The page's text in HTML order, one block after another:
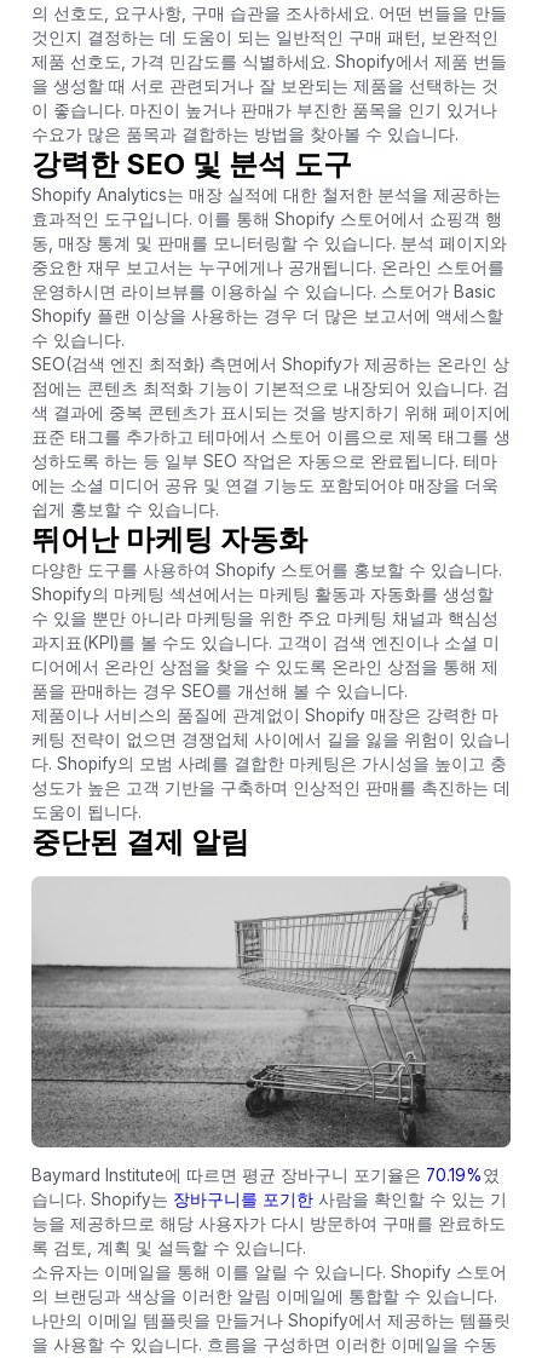
의 선호도, 요구사항, 구매 습관을 조사하세요. 어떤 번들을 만들
것인지 결정하는 데 도움이 되는 일반적인 구매 패턴, 보완적인
제품 선호도, 가격 민감도를 식별하세요. Shopify에서 제품 번들
을 생성할 때 서로 관련되거나 잘 보완되는 제품을 선택하는 것
이 좋습니다. 마진이 높거나 판매가 부진한 품목을 인기 있거나
수요가 많은 품목과 결합하는 방법을 찾아볼 수 있습니다.
강력한 SEO 및 분석 도구
Shopify Analytics는 매장 실적에 대한 철저한 분석을 제공하는
효과적인 도구입니다. 이를 통해 Shopify 스토어에서 쇼핑객 행
동, 매장 통계 및 판매를 모니터링할 수 있습니다. 분석 페이지와
중요한 재무 보고서는 누구에게나 공개됩니다. 온라인 스토어를
운영하시면 라이브뷰를 이용하실 수 있습니다. 스토어가 Basic
Shopify 플랜 이상을 사용하는 경우 더 많은 보고서에 액세스할
수 있습니다.
SEO(검색 엔진 최적화) 측면에서 Shopify가 제공하는 온라인 상
점에는 콘텐츠 최적화 기능이 기본적으로 내장되어 있습니다. 검
색 결과에 중복 콘텐츠가 표시되는 것을 방지하기 위해 페이지에
표준 태그를 추가하고 테마에서 스토어 이름으로 제목 태그를 생
성하도록 하는 등 일부 SEO 작업은 자동으로 완료됩니다. 테마
에는 소셜 미디어 공유 및 연결 기능도 포함되어야 매장을 더욱
쉽게 홍보할 수 있습니다.
뛰어난 마케팅 자동화
다양한 도구를 사용하여 Shopify 스토어를 홍보할 수 있습니다.
Shopify의 마케팅 섹션에서는 마케팅 활동과 자동화를 생성할
수 있을 뿐만 아니라 마케팅을 위한 주요 마케팅 채널과 핵심성
과지표(KPI)를 볼 수도 있습니다. 고객이 검색 엔진이나 소셜 미
디어에서 온라인 상점을 찾을 수 있도록 온라인 상점을 통해 제
품을 판매하는 경우 SEO를 개선해 볼 수 있습니다.
제품이나 서비스의 품질에 관계없이 Shopify 매장은 강력한 마
케팅 전략이 없으면 경쟁업체 사이에서 길을 잃을 위험이 있습니
다. Shopify의 모범 사례를 결합한 마케팅은 가시성을 높이고 충
성도가 높은 고객 기반을 구축하며 인상적인 판매를 촉진하는 데
도움이 됩니다.
중단된 결제 알림
Baymard Institute에 따르면 평균 장바구니 포기율은 70.19%였
습니다. Shopify는 장바구니를 포기한사람을 확인할 수 있는 기
능을 제공하므로 해당 사용자가 다시 방문하여 구매를 완료하도
록 검토, 계획 및 설득할 수 있습니다.
소유자는 이메일을 통해 이를 알릴 수 있습니다. Shopify 스토어
의 브랜딩과 색상을 이러한 알림 이메일에 통합할 수 있습니다.
나만의 이메일 템플릿을 만들거나 Shopify에서 제공하는 템플릿
을 사용할 수 있습니다. 흐름을 구성하면 이러한 이메일을 수동